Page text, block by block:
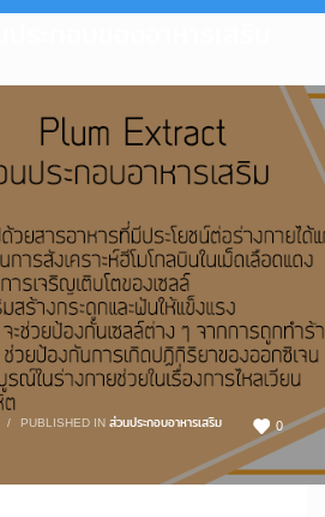
0
/ PUBLISHED INส่วนประกอบอาหารเสริม